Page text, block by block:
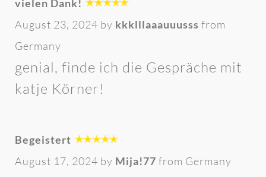
vielen Dank!
August 23, 2024 by kkklllaaauuusss from
Germany
genial, finde ich die Gespräche mit
katje Körner!
Begeistert
August 17, 2024 by Mija!77 from Germany